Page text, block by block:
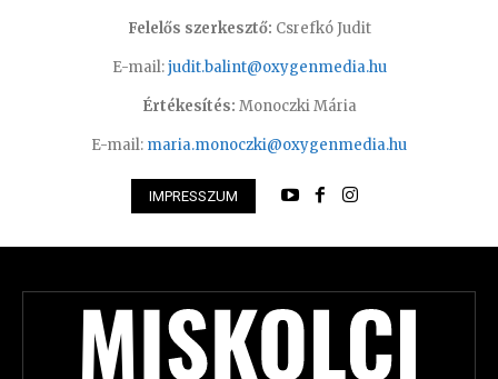
Felelős szerkesztő: Csrefkó Judit
E-mail:judit.balint@oxygenmedia.hu
Értékesítés: Monoczki Mária
E-mail: maria.monoczki@oxygenmedia.hu
IMPRESSZUM